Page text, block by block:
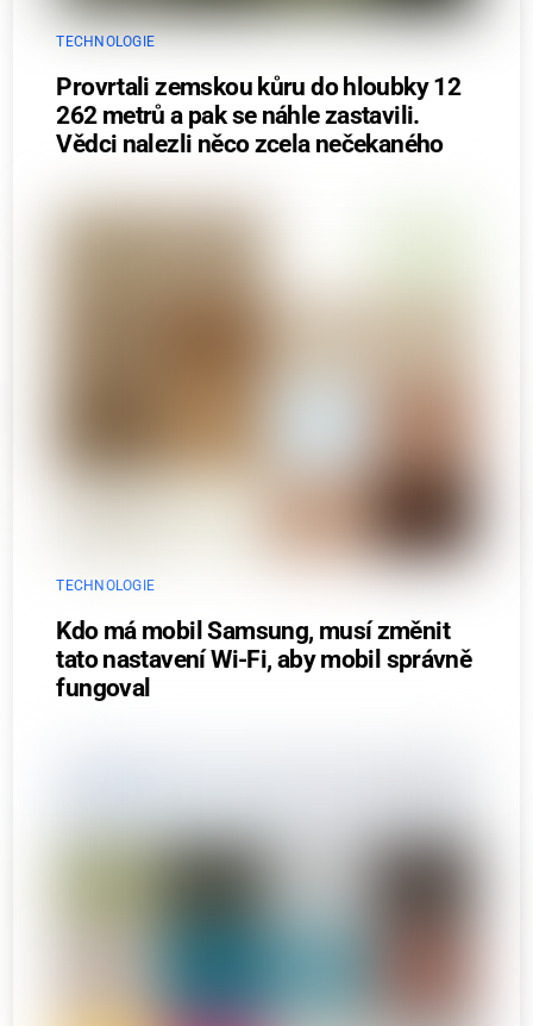
TECHNOLOGIE
Provrtali zemskou kůru do hloubky 12
262 metrů a pak se náhle zastavili.
Vědci nalezli něco zcela nečekaného
TECHNOLOGIE
Kdo má mobil Samsung, musí změnit
tato nastavení Wi-Fi, aby mobil správně
fungoval